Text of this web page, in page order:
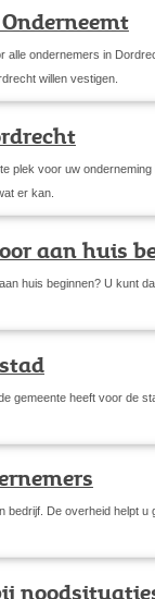
alle ondernemers in
willen vestigen.
plek voor uw
er kan.
aan huis
huis beginnen? U kunt
gemeente heeft voor de
bedrijf. De overheid helpt u